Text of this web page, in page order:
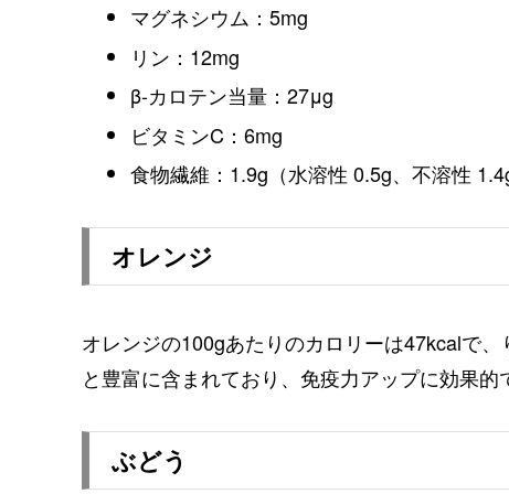
マグネシウム：5mg
リン：12mg
β-カロテン当量：27μg
ビタミンC：6mg
食物繊維：1.9g（水溶性 0.5g、不溶性
オレンジ
オレンジの100gあたりのカロリーは47kcalで
と豊富に含まれており、免疫力アップに効果的
ぶどう